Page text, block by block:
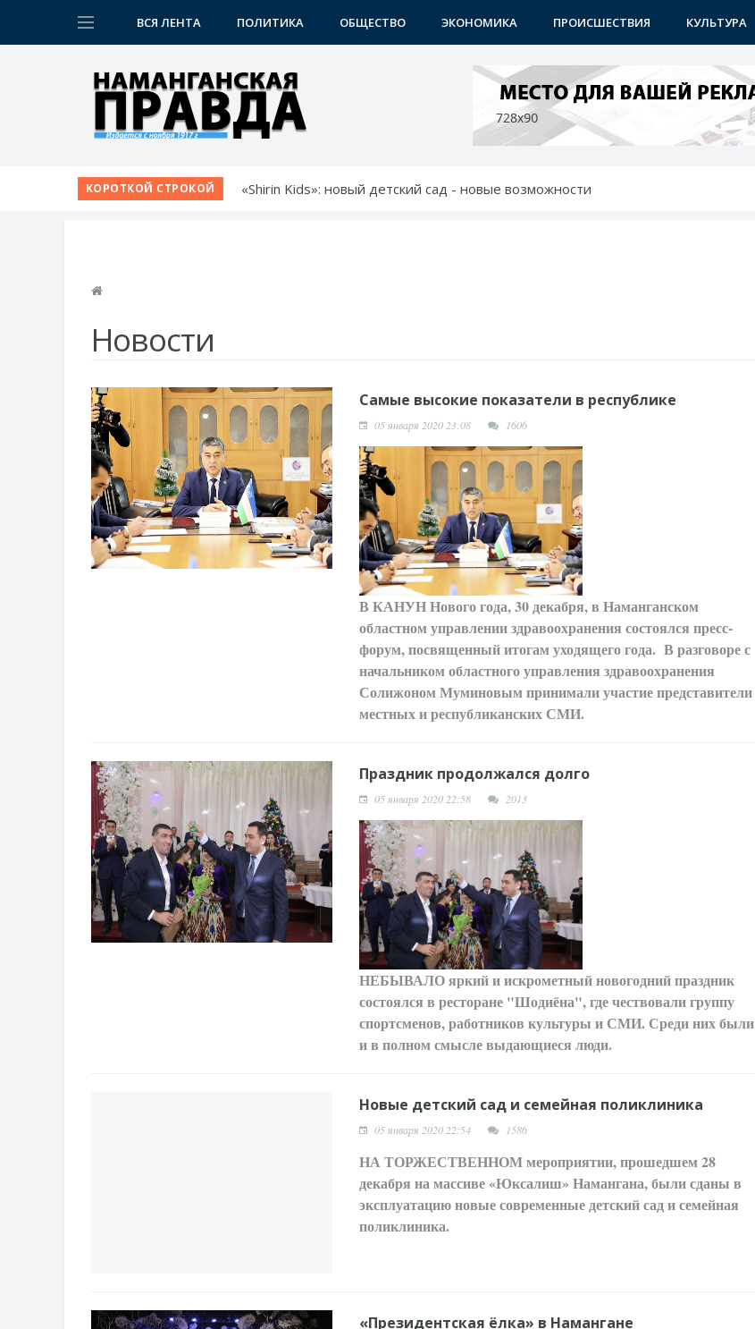
ВСЯ ЛЕНТА ПОЛИТИКА ОБЩЕСТВО ЭКОНОМИКА ПРОИСШЕСТВИЯ КУЛЬТУРА
КОРОТКОЙ СТРОКОЙ
«Shirin Kids»: новый детский сад - новые возможности
Новости
Самые высокие показатели в республике
05 января 2020 23:08 1606
В КАНУННового года, 30 декабря, в Наманганском
областном управлении здравоохранения состоялся пресс-
форум, посвященный итогам уходящего года. В разговоре с
начальником областного управления здравоохранения
Солижоном Муминовым принимали участие представители
местных и республиканских СМИ.
Праздник продолжался долго
05 января 2020 22:58 2013
НЕБЫВАЛОяркий и искрометный новогодний праздник
состоялся в ресторане "Шодиёна", где чествовали группу
спортсменов, работников культуры и СМИ. Среди них были
и в полном смысле выдающиеся люди.
Новые детский сад и семейная поликлиника
05 января 2020 22:54 1586
НА ТОРЖЕСТВЕННОМмероприятии, прошедшем 28
декабря на массиве «Юксалиш» Намангана, были сданы в
эксплуатацию новые современные детский сад и семейная
поликлиника.
«Президентская ёлка» в Намангане